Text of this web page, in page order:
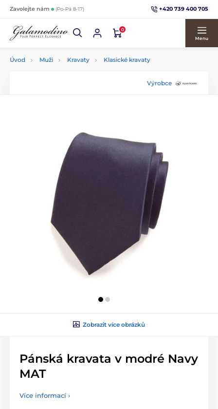
Zavolejte nám (Po-Pá 8-17) +420 739 400 705
0
Menu
Úvod Muži Kravaty Klasické kravaty
Výrobce
Zobrazit více obrázků
Pánská kravata v modré Navy
MAT
Více informací ›